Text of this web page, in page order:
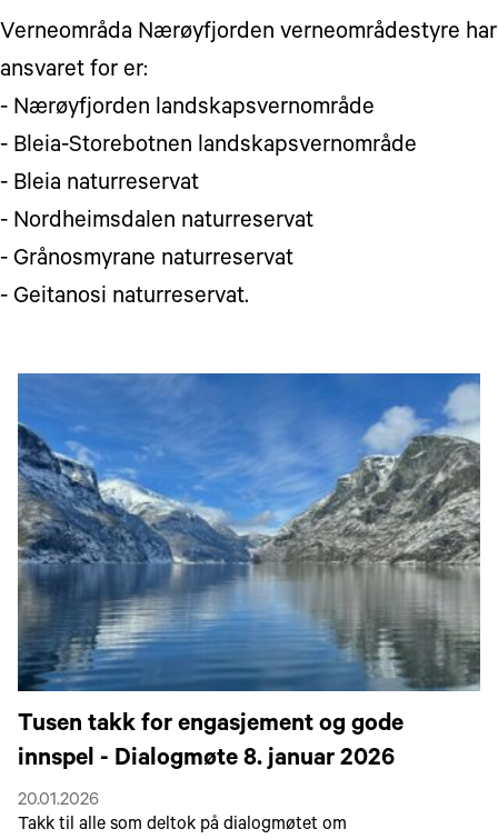
Verneområda Nærøyfjorden verneområdestyre har
ansvaret for er:
- Nærøyfjorden landskapsvernområde
- Bleia-Storebotnen landskapsvernområde
- Bleia naturreservat
- Nordheimsdalen naturreservat
- Grånosmyrane naturreservat
- Geitanosi naturreservat.
Tusen takk for engasjement og gode
innspel - Dialogmøte 8. januar 2026
20.01.2026
Takk til alle som deltok på dialogmøtet om